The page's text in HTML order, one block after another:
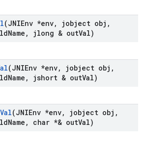
(JNIEnv *env, jobject obj ,
Name , jlong & outVal)
(JNIEnv *env, jobject obj ,
Name , jshort & outVal)
Val(JNIEnv *env, jobject obj ,
Name , char *& outVal)